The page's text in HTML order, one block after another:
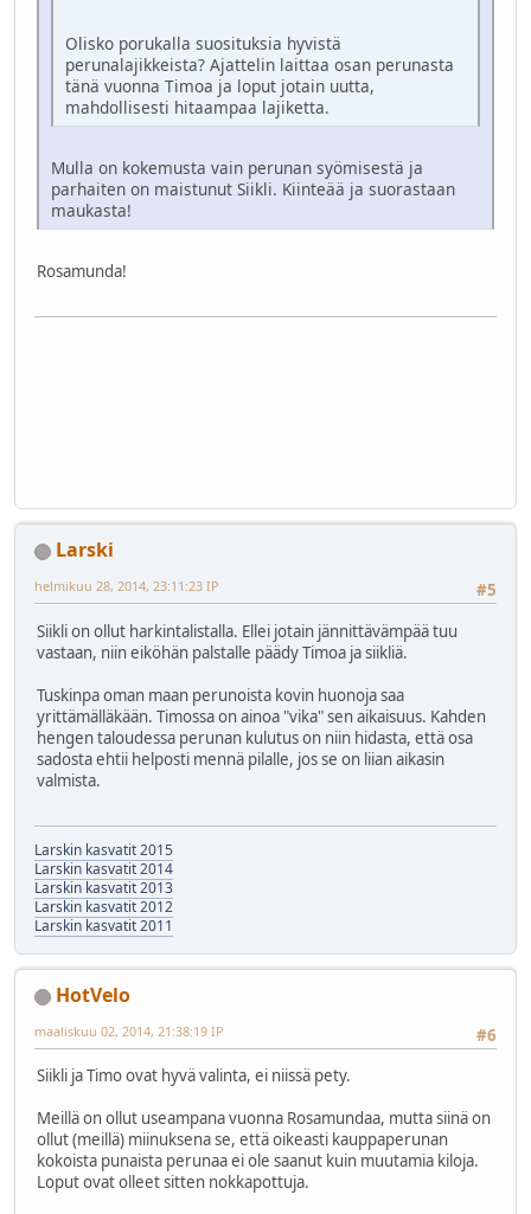
Olisko porukalla suosituksia hyvistä
perunalajikkeista? Ajattelin laittaa osan perunasta
tänä vuonna Timoa ja loput jotain uutta,
mahdollisesti hitaampaa lajiketta.
Mulla on kokemusta vain perunan syömisestä ja
parhaiten on maistunut Siikli. Kiinteää ja suorastaan
maukasta!
Rosamunda!
Larski
#5
helmikuu 28, 2014, 23:11:23 IP
Siikli on ollut harkintalistalla. Ellei jotain jännittävämpää tuu
vastaan, niin eiköhän palstalle päädy Timoa ja siikliä.
Tuskinpa oman maan perunoista kovin huonoja saa
yrittämälläkään. Timossa on ainoa "vika" sen aikaisuus. Kahden
hengen taloudessa perunan kulutus on niin hidasta, että osa
sadosta ehtii helposti mennä pilalle, jos se on liian aikasin
valmista.
Larskin kasvatit 2015
Larskin kasvatit 2014
Larskin kasvatit 2013
Larskin kasvatit 2012
Larskin kasvatit 2011
HotVelo
#6
maaliskuu 02, 2014, 21:38:19 IP
Siikli ja Timo ovat hyvä valinta, ei niissä pety.
Meillä on ollut useampana vuonna Rosamundaa, mutta siinä on
ollut (meillä) miinuksena se, että oikeasti kauppaperunan
kokoista punaista perunaa ei ole saanut kuin muutamia kiloja.
Loput ovat olleet sitten nokkapottuja.